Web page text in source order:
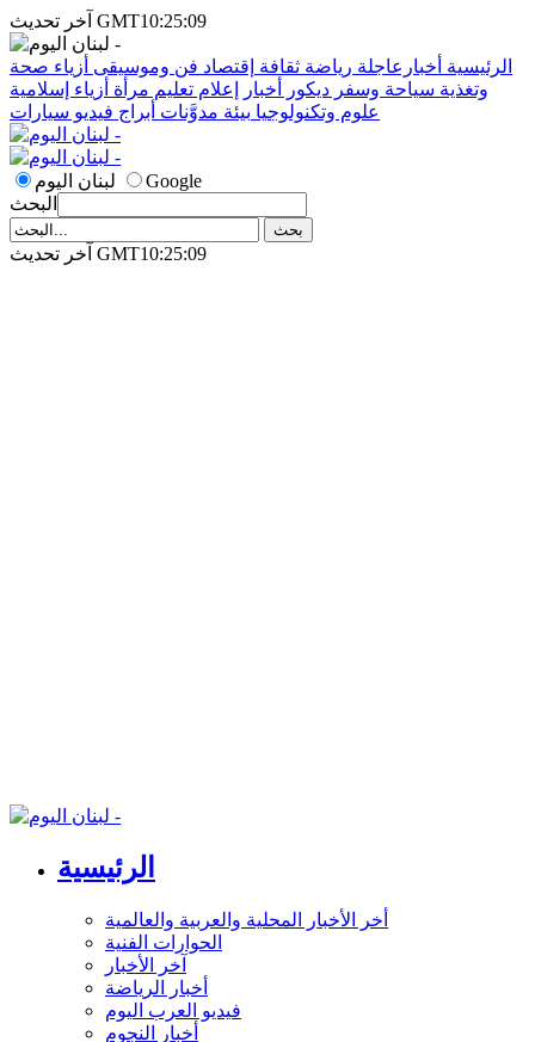
آخر تحديث GMT10:25:09
الرئيسية أخبارعاجلة رياضة ثقافة إقتصاد فن وموسيقى أزياء صحة
وتغذية سياحة وسفر ديكور أخبار إعلام تعليم مرأة أزياء إسلامية
علوم وتكنولوجيا بيئة مدوَّنات أبراج فيديو سيارات
لبنان اليوم
Google
البحث
آخر تحديث GMT10:25:09
الرئيسية
أخر الأخبار المحلية والعربية والعالمية
الحوارات الفنية
آخر الأخبار
أخبار الرياضة
فيديو العرب اليوم
أخبار النجوم